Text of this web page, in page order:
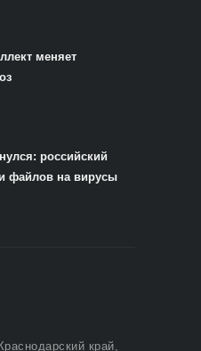
меняет
российский
файлов на вирусы
край,